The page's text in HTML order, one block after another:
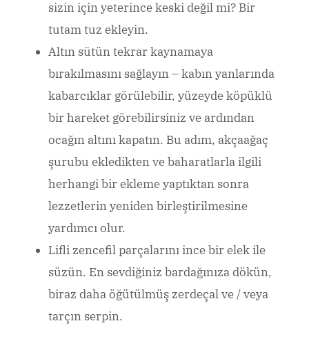
sizin için yeterince keski değil mi? Bir
tutam tuz ekleyin.
Altın sütün tekrar kaynamaya
bırakılmasını sağlayın – kabın yanlarında
kabarcıklar görülebilir, yüzeyde köpüklü
bir hareket görebilirsiniz ve ardından
ocağın altını kapatın. Bu adım, akçaağaç
şurubu ekledikten ve baharatlarla ilgili
herhangi bir ekleme yaptıktan sonra
lezzetlerin yeniden birleştirilmesine
yardımcı olur.
Lifli zencefil parçalarını ince bir elek ile
süzün. En sevdiğiniz bardağınıza dökün,
biraz daha öğütülmüş zerdeçal ve / veya
tarçın serpin.